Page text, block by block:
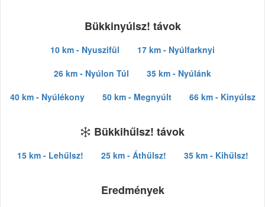
Bükkinyúlsz! távok
10 km - Nyuszifül
17 km - Nyúlfarknyi
26 km - Nyúlon Túl
35 km - Nyúlánk
40 km - Nyúlékony
50 km - Megnyúlt 66 km - Kinyúlsz
Bükkihűlsz! távok
15 km - Lehűlsz! 25 km - Áthűlsz! 35 km - Kihűlsz!
Eredmények